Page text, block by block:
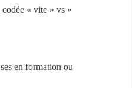
« vite » vs «
en formation ou